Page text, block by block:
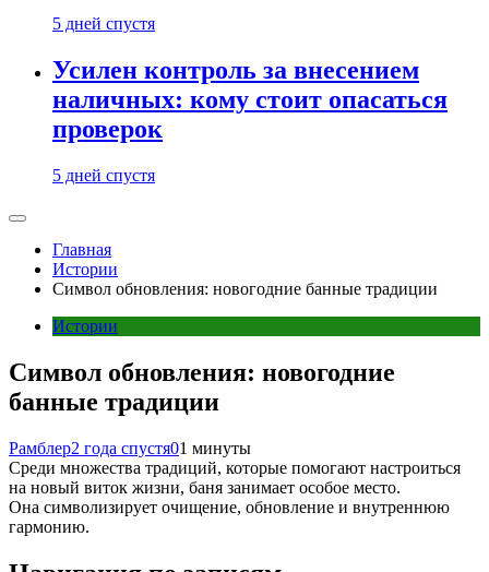
5 дней спустя
Усилен контроль за внесением
наличных: кому стоит опасаться
проверок
5 дней спустя
Главная
Истории
Символ обновления: новогодние банные традиции
Истории
Символ обновления: новогодние
банные традиции
Рамблер2 года спустя01 минуты
Среди множества традиций, которые помогают настроиться
на новый виток жизни, баня занимает особое место.
Она символизирует очищение, обновление и внутреннюю
гармонию.